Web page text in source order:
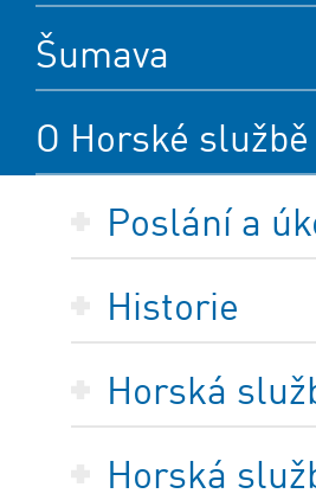
Šumava
O Horské službě
Poslání a
Historie
Horská
Horská